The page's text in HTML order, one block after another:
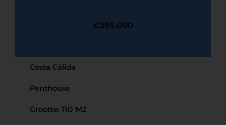
€395.000
Costa Cálida
Penthouse
Grootte: 110 M2